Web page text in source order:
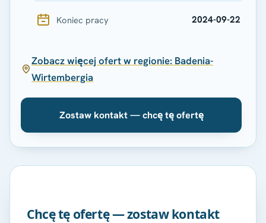
Koniec pracy 2024-09-22
Zobacz więcej ofert w regionie: Badenia-
Wirtembergia
Zostaw kontakt — chcę tę ofertę
Chcę tę ofertę — zostaw kontakt